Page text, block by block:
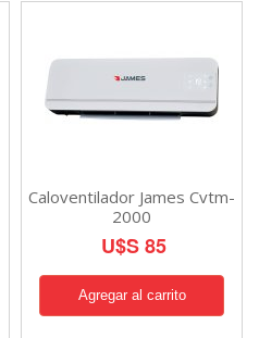
Caloventilador James Cvtm-
2000
U$S 85